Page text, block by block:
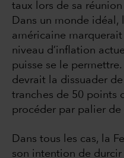
taux lors de sa
Dans un monde idéal,
américaine
niveau d’inflation
puisse se le
devrait la dissuader
tranches de 50 points
procéder par palier de
Dans tous les cas, la
son intention de